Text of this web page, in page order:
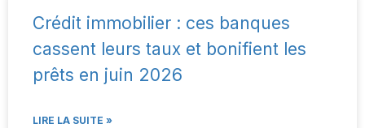
Crédit immobilier : ces banques
cassent leurs taux et bonifient les
prêts en juin 2026
LIRE LA SUITE »